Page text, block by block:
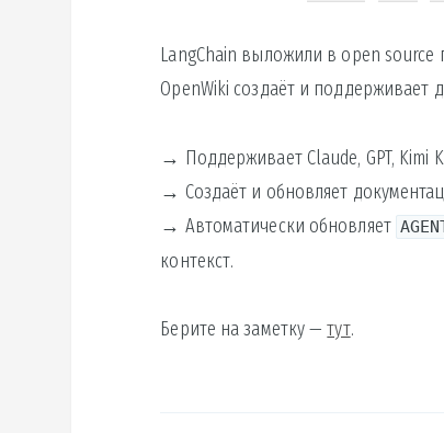
LangChain выложили в open source
OpenWiki создаёт и поддерживает
→ Поддерживает Claude, GPT, Kimi
→ Создаёт и обновляет
→ Автоматически обновляет
контекст.
Берите на заметку —тут.